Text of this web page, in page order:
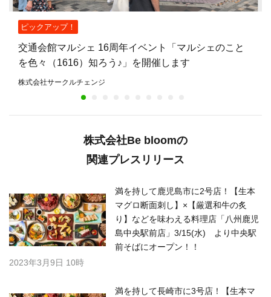
ピックアップ！
交通会館マルシェ 16周年イベント「マルシェのこと
を色々（1616）知ろう♪」を開催します
株式会社サークルチェンジ
株式会社Be bloomの
関連プレスリリース
満を持して鹿児島市に2号店！【生本
マグロ断面刺し】×【厳選和牛の炙
り】などを味わえる料理店「八州鹿児
島中央駅前店」3/15(水) より中央駅
前そばにオープン！！
2023年3月9日 10時
満を持して長崎市に3号店！【生本マ